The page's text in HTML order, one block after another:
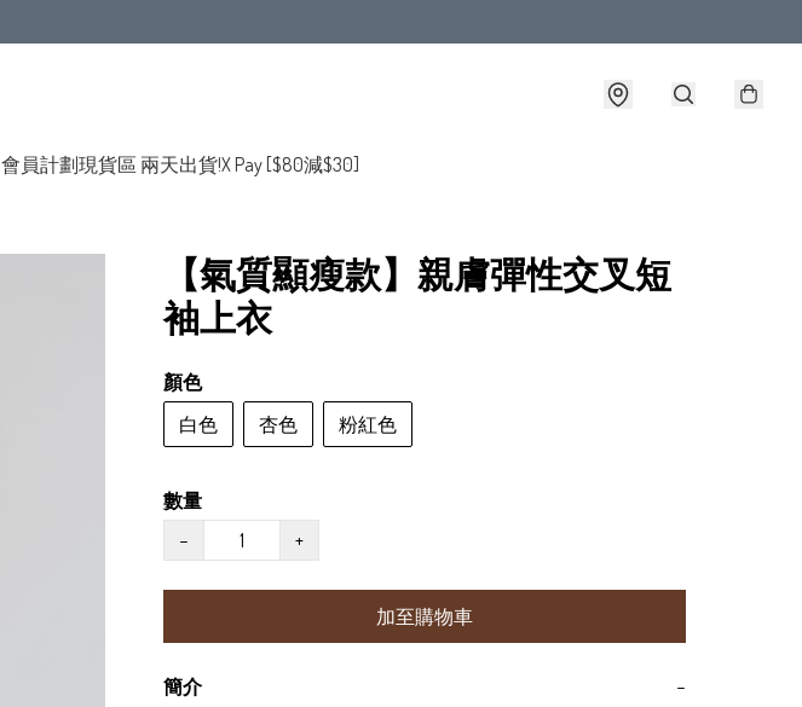
會員計劃現貨區 兩天出貨!X Pay [$80減$30]
【氣質顯瘦款】親膚彈性交叉短
袖上衣
顏色
白色
杏色 粉紅色
數量
−
+
加至購物車
簡介 −